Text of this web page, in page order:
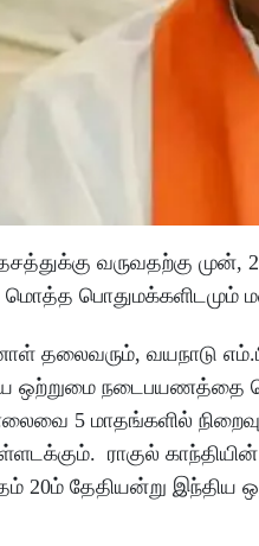
வருவதற்கு
பொதுமக்களிடமும்
தலைவரும், வயநாடு
ஒற்றுமை நடைபயணத்தை
5 மாதங்களில்
ராகுல்
20ம் தேதியன்று இந்திய